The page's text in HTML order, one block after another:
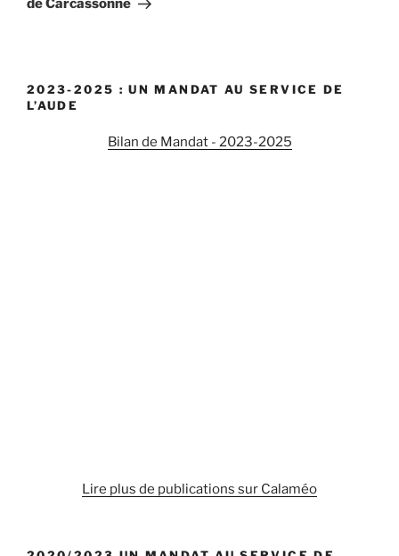
de Carcassonne
2023-2025 : UN MANDAT AU SERVICE DE
L’AUDE
Bilan de Mandat - 2023-2025
Lire plus de publications sur Calaméo